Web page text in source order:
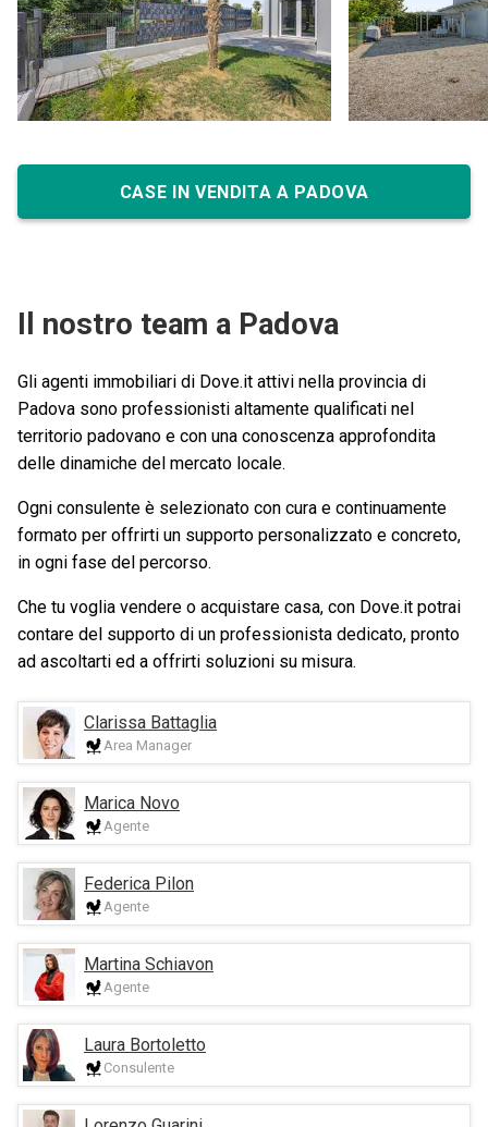
CASE IN VENDITA A PADOVA
Il nostro team a Padova
Gli agenti immobiliari di Dove.it attivi nella provincia di
Padova sono professionisti altamente qualificati nel
territorio padovano e con una conoscenza approfondita
delle dinamiche del mercato locale.
Ogni consulente è selezionato con cura e continuamente
formato per offrirti un supporto personalizzato e concreto,
in ogni fase del percorso.
Che tu voglia vendere o acquistare casa, con Dove.it potrai
contare del supporto di un professionista dedicato, pronto
ad ascoltarti ed a offrirti soluzioni su misura.
Clarissa Battaglia
Area Manager
Marica Novo
Agente
Federica Pilon
Agente
Martina Schiavon
Agente
Laura Bortoletto
Consulente